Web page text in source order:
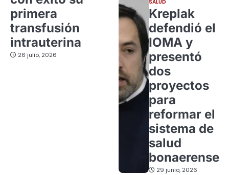
primera
transfusión
intrauterina
26 julio, 2026
SALUD
Kreplak
defendió el
IOMA y
presentó
dos
proyectos
para
reformar el
sistema de
salud
bonaerense
29 junio, 2026